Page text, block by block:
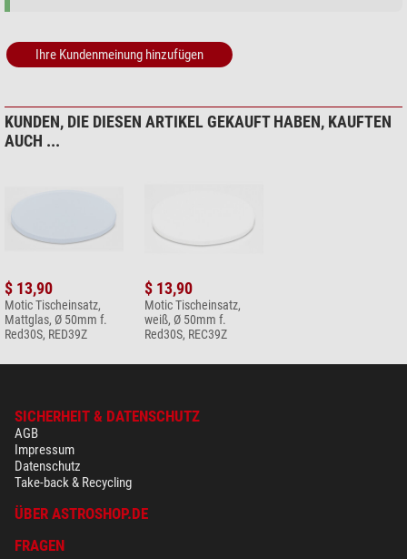
Ihre Kundenmeinung hinzufügen
KUNDEN, DIE DIESEN ARTIKEL GEKAUFT HABEN, KAUFTEN
AUCH ...
$ 13,90
Motic Tischeinsatz,
Mattglas, Ø 50mm f.
Red30S, RED39Z
$ 13,90
Motic Tischeinsatz,
weiß, Ø 50mm f.
Red30S, REC39Z
SICHERHEIT & DATENSCHUTZ
AGB
Impressum
Datenschutz
Take-back & Recycling
ÜBER ASTROSHOP.DE
FRAGEN